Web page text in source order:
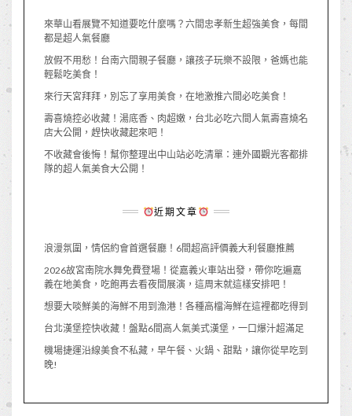
來華山看展覽不知道要吃什麼嗎？六間忠孝新生超強美食，每間
都是超人氣餐廳
放假不用愁！台南六間親子餐廳，讓孩子玩樂不設限，爸媽也能
輕鬆吃美食！
來行天宮拜拜，別忘了享用美食，在地激推六間必吃美食！
壽喜燒控必收藏！湯底香、肉超嫩，台北必吃六間人氣壽喜燒名
店大公開，趕快收藏起來吧！
不收藏會後悔！幫你整理出中山站必吃清單：連外國觀光客都排
隊的超人氣美食大公開！
近期文章
浪漫氛圍，情侶約會首選餐廳！6間超高評價義大利餐廳推薦
2026故宮南院水舞免費登場！從嘉義火車站出發，帶你吃遍嘉
義在地美食，吃飽再去看夜間展演，這周末就這樣安排吧！
想要大啖鮮美的海鮮不用到漁港！各種高檔海鮮在這裡都吃得到
台北漢堡控快收藏！盤點6間高人氣美式漢堡，一口爆汁超滿足
機場捷運沿線美食不私藏，早午餐、火鍋、甜點，讓你從早吃到
晚!